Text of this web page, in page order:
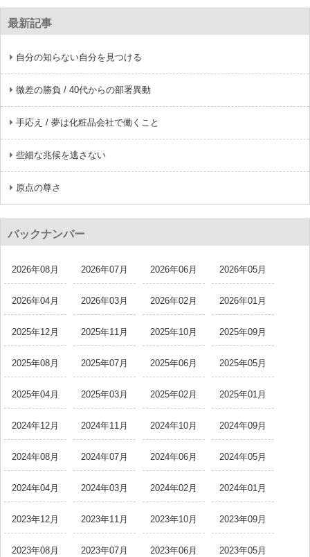
最新記事
自分の知らない自分を見つける
微差の勝負 / 40代からの部署異動
手応え / 夢は化粧品会社で働くこと
些細な兆候を逃さない
原点の尊さ
バックナンバー
2026年08月 2026年07月 2026年06月 2026年05月
2026年04月 2026年03月 2026年02月 2026年01月
2025年12月 2025年11月 2025年10月 2025年09月
2025年08月 2025年07月 2025年06月 2025年05月
2025年04月 2025年03月 2025年02月 2025年01月
2024年12月 2024年11月 2024年10月 2024年09月
2024年08月 2024年07月 2024年06月 2024年05月
2024年04月 2024年03月 2024年02月 2024年01月
2023年12月 2023年11月 2023年10月 2023年09月
2023年08月 2023年07月 2023年06月 2023年05月